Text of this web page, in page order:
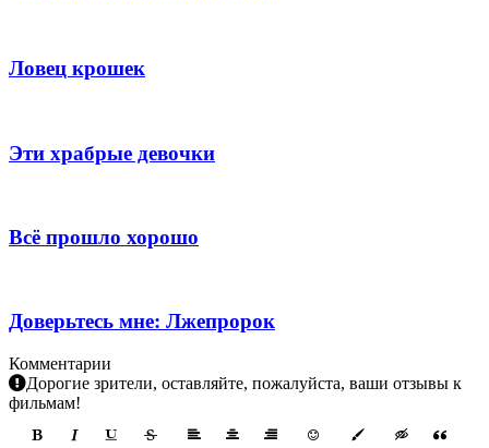
Ловец крошек
Эти храбрые девочки
Всё прошло хорошо
Доверьтесь мне: Лжепророк
Комментарии
Дорогие зрители, оставляйте, пожалуйста, ваши отзывы к
фильмам!